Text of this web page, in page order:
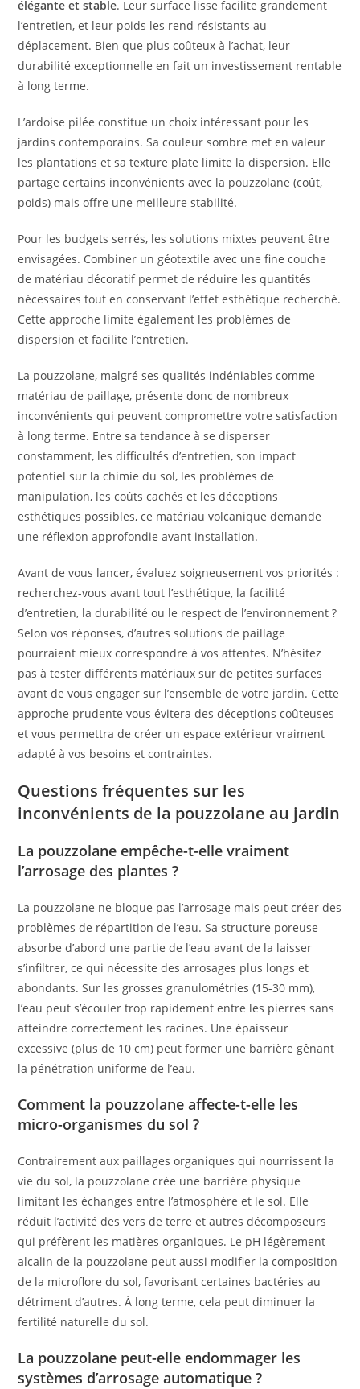
élégante et stable. Leur surface lisse facilite grandement
l’entretien, et leur poids les rend résistants au
déplacement. Bien que plus coûteux à l’achat, leur
durabilité exceptionnelle en fait un investissement rentable
à long terme.
L’ardoise pilée constitue un choix intéressant pour les
jardins contemporains. Sa couleur sombre met en valeur
les plantations et sa texture plate limite la dispersion. Elle
partage certains inconvénients avec la pouzzolane (coût,
poids) mais offre une meilleure stabilité.
Pour les budgets serrés, les solutions mixtes peuvent être
envisagées. Combiner un géotextile avec une fine couche
de matériau décoratif permet de réduire les quantités
nécessaires tout en conservant l’effet esthétique recherché.
Cette approche limite également les problèmes de
dispersion et facilite l’entretien.
La pouzzolane, malgré ses qualités indéniables comme
matériau de paillage, présente donc de nombreux
inconvénients qui peuvent compromettre votre satisfaction
à long terme. Entre sa tendance à se disperser
constamment, les difficultés d’entretien, son impact
potentiel sur la chimie du sol, les problèmes de
manipulation, les coûts cachés et les déceptions
esthétiques possibles, ce matériau volcanique demande
une réflexion approfondie avant installation.
Avant de vous lancer, évaluez soigneusement vos priorités :
recherchez-vous avant tout l’esthétique, la facilité
d’entretien, la durabilité ou le respect de l’environnement ?
Selon vos réponses, d’autres solutions de paillage
pourraient mieux correspondre à vos attentes. N’hésitez
pas à tester différents matériaux sur de petites surfaces
avant de vous engager sur l’ensemble de votre jardin. Cette
approche prudente vous évitera des déceptions coûteuses
et vous permettra de créer un espace extérieur vraiment
adapté à vos besoins et contraintes.
Questions fréquentes sur les
inconvénients de la pouzzolane au jardin
La pouzzolane empêche-t-elle vraiment
l’arrosage des plantes ?
La pouzzolane ne bloque pas l’arrosage mais peut créer des
problèmes de répartition de l’eau. Sa structure poreuse
absorbe d’abord une partie de l’eau avant de la laisser
s’infiltrer, ce qui nécessite des arrosages plus longs et
abondants. Sur les grosses granulométries (15-30 mm),
l’eau peut s’écouler trop rapidement entre les pierres sans
atteindre correctement les racines. Une épaisseur
excessive (plus de 10 cm) peut former une barrière gênant
la pénétration uniforme de l’eau.
Comment la pouzzolane affecte-t-elle les
micro-organismes du sol ?
Contrairement aux paillages organiques qui nourrissent la
vie du sol, la pouzzolane crée une barrière physique
limitant les échanges entre l’atmosphère et le sol. Elle
réduit l’activité des vers de terre et autres décomposeurs
qui préfèrent les matières organiques. Le pH légèrement
alcalin de la pouzzolane peut aussi modifier la composition
de la microflore du sol, favorisant certaines bactéries au
détriment d’autres. À long terme, cela peut diminuer la
fertilité naturelle du sol.
La pouzzolane peut-elle endommager les
systèmes d’arrosage automatique ?